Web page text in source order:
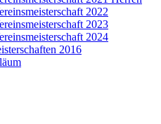
2022
2023
2024
2016